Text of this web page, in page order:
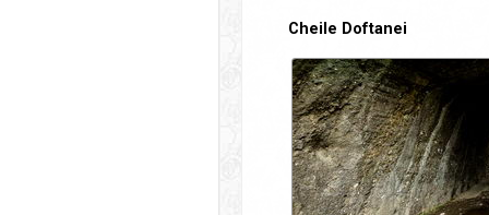
Cheile Doftanei